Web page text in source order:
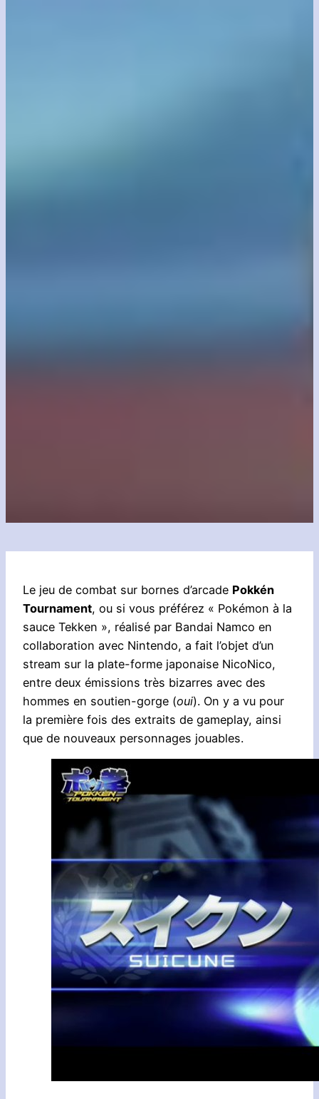
Le jeu de combat sur bornes d’arcade Pokkén
Tournament, ou si vous préférez « Pokémon à la
sauce Tekken », réalisé par Bandai Namco en
collaboration avec Nintendo, a fait l’objet d’un
stream sur la plate-forme japonaise NicoNico,
entre deux émissions très bizarres avec des
hommes en soutien-gorge (oui). On y a vu pour
la première fois des extraits de gameplay, ainsi
que de nouveaux personnages jouables.